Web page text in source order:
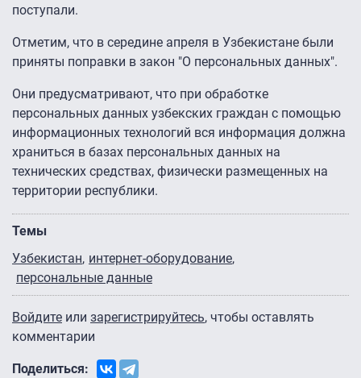
поступали.
Отметим, что в середине апреля в Узбекистане были
приняты поправки в закон "О персональных данных".
Они предусматривают, что при обработке
персональных данных узбекских граждан с помощью
информационных технологий вся информация должна
храниться в базах персональных данных на
технических средствах, физически размещенных на
территории республики.
Темы
Узбекистан интернет-оборудование
персональные данные
Войдите или зарегистрируйтесь, чтобы оставлять
комментарии
Поделиться: